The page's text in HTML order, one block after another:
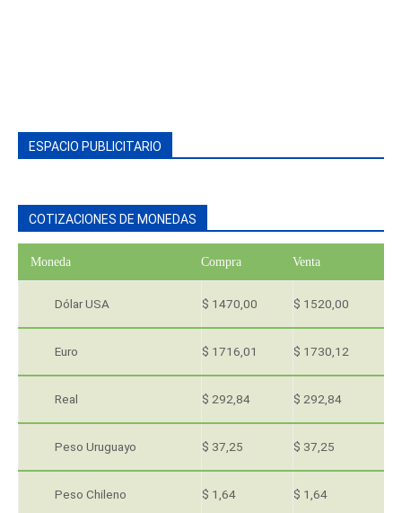
ESPACIO PUBLICITARIO
COTIZACIONES DE MONEDAS
Moneda Compra Venta
Dólar USA $ 1470,00 $ 1520,00
Euro $ 1716,01 $ 1730,12
Real $ 292,84 $ 292,84
Peso Uruguayo $ 37,25 $ 37,25
Peso Chileno $ 1,64 $ 1,64